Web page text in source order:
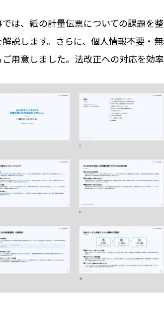
は、紙の計量伝票についての課題を
解説します。さらに、個人情報不要・
用意しました。法改正への対応を効